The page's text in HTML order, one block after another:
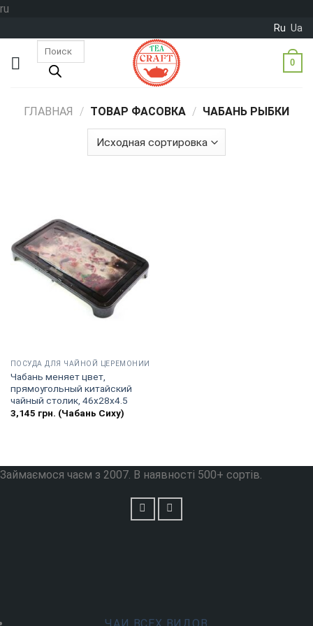
ru
content
Ru Ua
0
ГЛАВНАЯ / ТОВАР ФАСОВКА / ЧАБАНЬ РЫБКИ
ПОСУДА ДЛЯ ЧАЙНОЙ ЦЕРЕМОНИИ
Чабань меняет цвет,
прямоугольный китайский
чайный столик, 46х28х4.5
3,145 грн. (Чабань Сиху)
Займаємося чаєм з 2007. В наявності 500+ сортів.